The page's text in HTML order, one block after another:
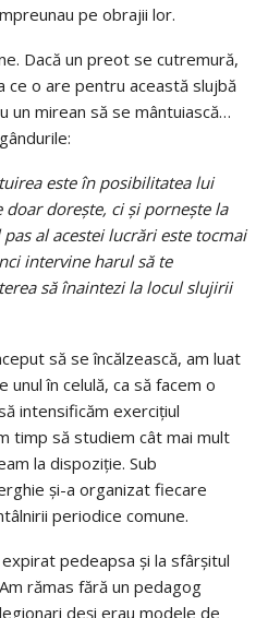
pe obrajii lor.
Dacă un preot se cutremură,
ce o are pentru această slujbă
un mirean să se mântuiască…
este în posibilitatea lui
doreşte, ci şi porneşte la
al acestei lucrări este tocmai
intervine harul să te
să înaintezi la locul slujirii
să se încălzească, am luat
în celulă, ca să facem o
intensificăm exerciţiul
timp să studiem cât mai mult
la dispoziţie. Sub
şi-a organizat fiecare
periodice comune.
pedeapsa şi la sfârşitul
rămas fără un pedagog
deşi erau modele de